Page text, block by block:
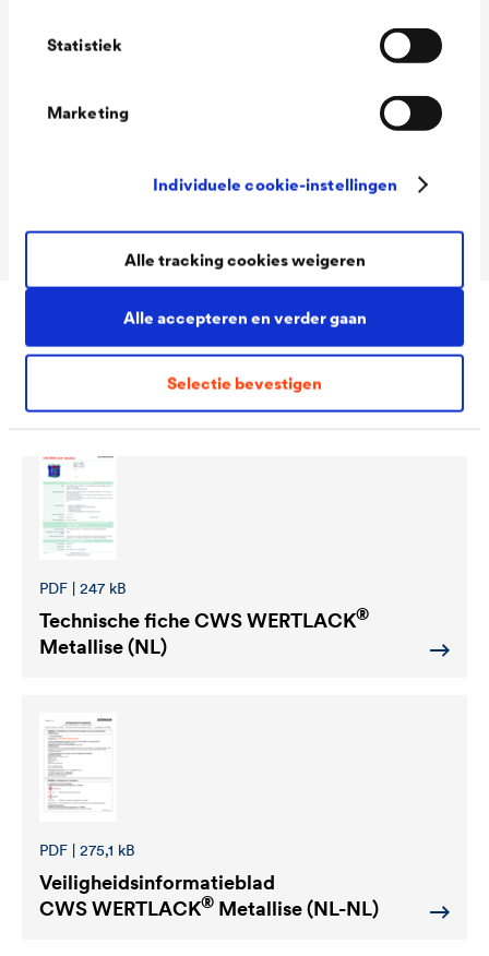
Statistiek
Marketing
Individuele cookie-instellingen
Alle accepteren en verder gaan
Selectie bevestigen
Alle tracking cookies weigeren
Consumption
Packaging Sizes
1,0 L / 2,5 L
Downloads
PDF | 247 kB
Technische ficheCWS WERTLACK®
Metallise (NL)
PDF | 275,1 kB
Veiligheidsinformatieblad
CWS WERTLACK® Metallise (NL-NL)